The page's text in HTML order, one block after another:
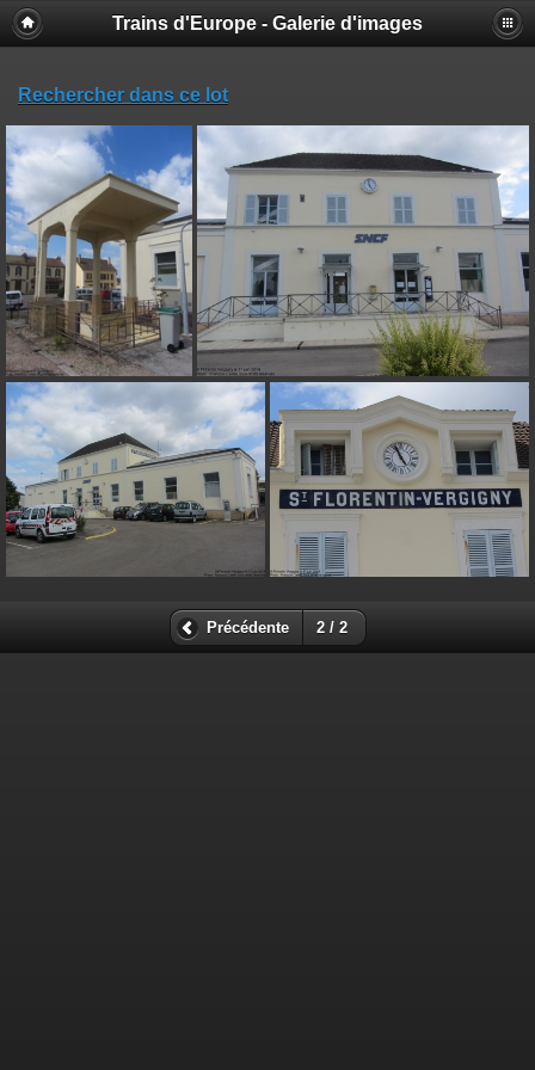
Trains d'Europe - Galerie d'images
Rechercher dans ce lot
Précédente 2 / 2